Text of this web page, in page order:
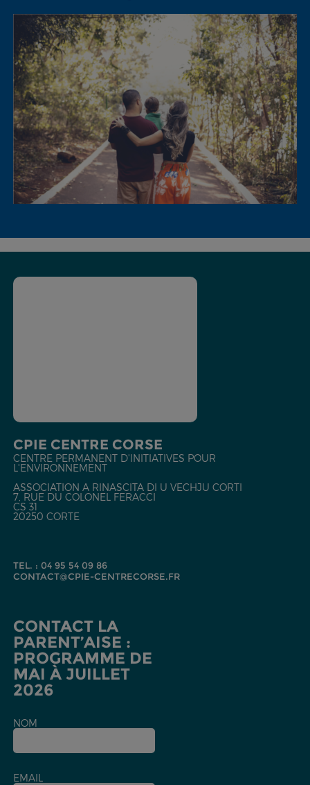
CPIE CENTRE CORSE
CENTRE PERMANENT D'INITIATIVES POUR
L'ENVIRONNEMENT
ASSOCIATION A RINASCITA DI U VECHJU CORTI
7, RUE DU COLONEL FERACCI
CS 31
20250 CORTE
TEL. : 04 95 54 09 86
CONTACT@CPIE-CENTRECORSE.FR
CONTACT LA
PARENT’AISE :
PROGRAMME DE
MAI À JUILLET
2026
NOM
EMAIL